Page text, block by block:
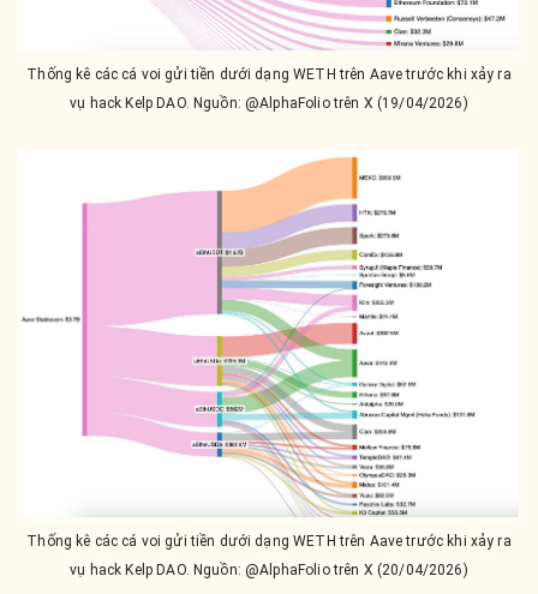
Thống kê các cá voi gửi tiền dưới dạng WETH trên Aave trước khi xảy ra
vụ hack Kelp DAO. Nguồn: @AlphaFolio trên X (19/04/2026)
Thống kê các cá voi gửi tiền dưới dạng WETH trên Aave trước khi xảy ra
vụ hack Kelp DAO. Nguồn: @AlphaFolio trên X (20/04/2026)